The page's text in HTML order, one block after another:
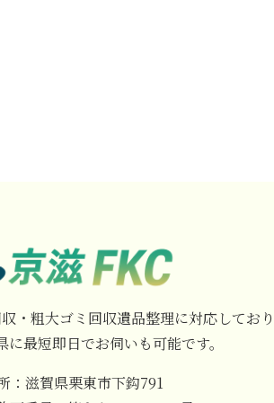
・粗大ゴミ回収遺品整理に対応してお
に最短即日でお伺いも可能です。
：滋賀県栗東市下鈎791